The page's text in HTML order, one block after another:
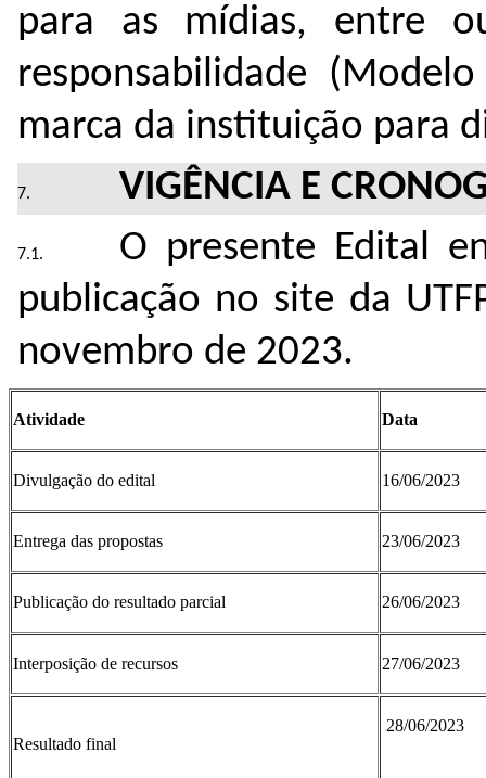
para as mídias, entre
responsabilidade
marca da instituição para
VIGÊNCIA E
O presente Edital
publicação no site da
novembro de 2023.
Atividade Data
Divulgação do edital 16/06/2023
Entrega das propostas 23/06/2023
Publicação do resultado parcial 26/06/2023
Interposição de recursos 27/06/2023
Resultado final
28/06/2023